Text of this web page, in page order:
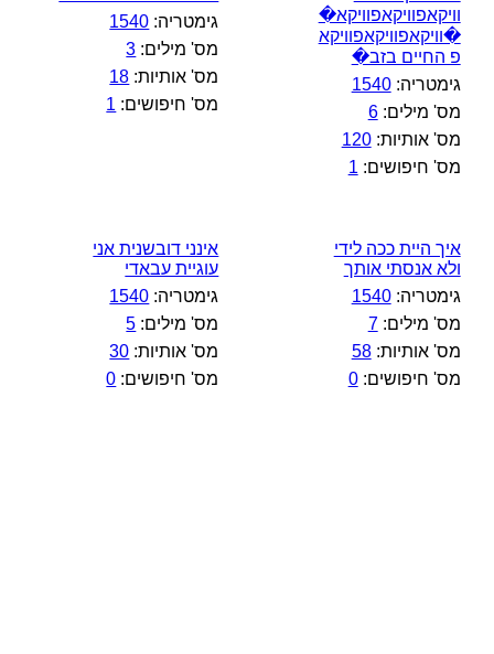
וויקאפוויקאפוויקא�
�וויקאפוויקאפוויקא
פ החיים בזב�
גימטריה:1540
מס' מילים:6
מס' אותיות:120
מס' חיפושים: 1
גימטריה: 1540
מס' מילים: 3
מס' אותיות: 18
מס' חיפושים: 1
איך היית ככה לידי
ולא אנסתי אותך
גימטריה:1540
מס' מילים:7
מס' אותיות:58
מס' חיפושים:0
אינני דובשנית אני
עוגיית עבאדי
גימטריה: 1540
מס' מילים: 5
מס' אותיות: 30
מס' חיפושים: 0